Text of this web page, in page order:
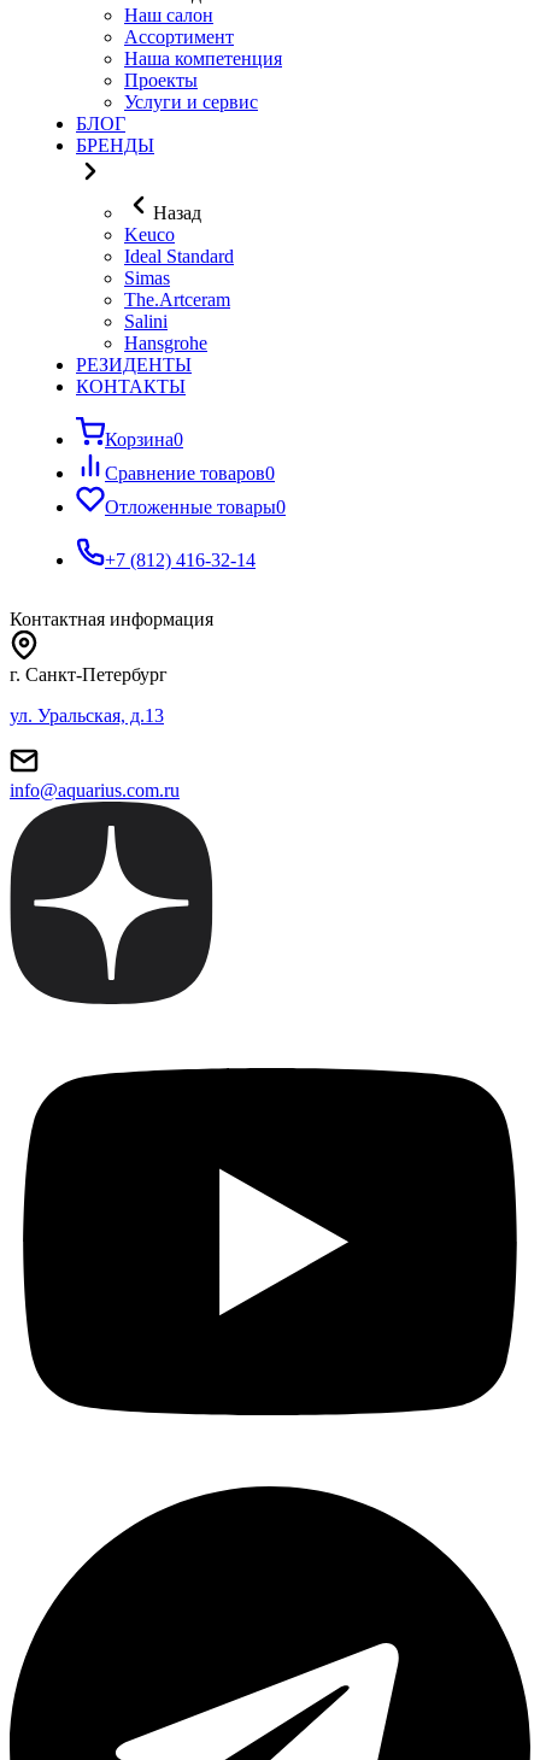
Наш салон
Ассортимент
Наша компетенция
Проекты
Услуги и сервис
БЛОГ
БРЕНДЫ
Назад
Keuco
Ideal Standard
Simas
The.Artceram
Salini
Hansgrohe
РЕЗИДЕНТЫ
КОНТАКТЫ
Корзина0
Сравнение товаров0
Отложенные товары0
+7 (812) 416-32-14
Контактная информация
г. Санкт-Петербург
ул. Уральская, д.13
info@aquarius.com.ru